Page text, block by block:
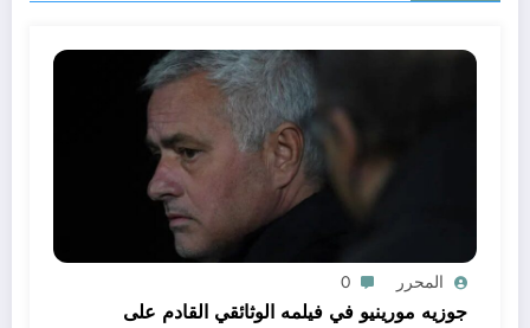
المحرر 0
جوزيه مورينيو في فيلمه الوثائقي القادم على